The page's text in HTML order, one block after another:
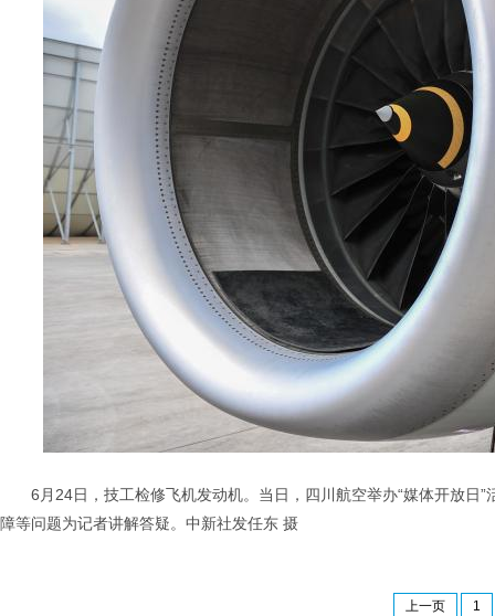
6月24日，技工检修飞机发动机。当日，四川航空举办“媒体开放日
障等问题为记者讲解答疑。中新社发任东 摄
上一页 1